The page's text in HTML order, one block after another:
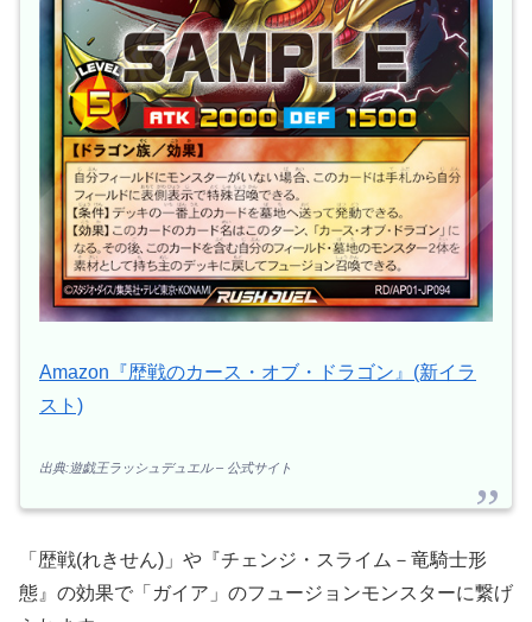
Amazon『歴戦のカース・オブ・ドラゴン』(新イラ
スト)
出典:遊戯王ラッシュデュエル – 公式サイト
「歴戦(れきせん)」や『チェンジ・スライム－竜騎士形
態』の効果で「ガイア」のフュージョンモンスターに繋げ